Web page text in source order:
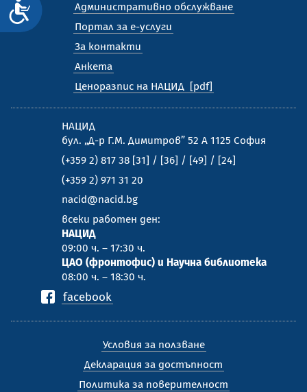
Достъпност
Административно обслужване
Портал за е-услуги
За контакти
Анкета
Ценоразпис на НАЦИД
НАЦИД
бул. „Д-р Г.М. Димитров” 52 А 1125 София
(+359 2) 817 38 [31] / [36] / [49] / [24]
(+359 2) 971 31 20
nacid@nacid.bg
всеки работен ден:
НАЦИД
09:00 ч. – 17:30 ч.
ЦАО (фронтофис) и Научна библиотека
08:00 ч. – 18:30 ч.
facebook
Условия за ползване
Декларация за достъпност
Политика за поверителност